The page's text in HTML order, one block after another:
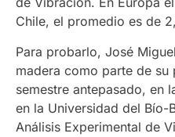
Chile, el promedio es de
Para probarlo, José
madera como parte de
semestre antepasado, en
en la Universidad del Bío-
Análisis Experimental de